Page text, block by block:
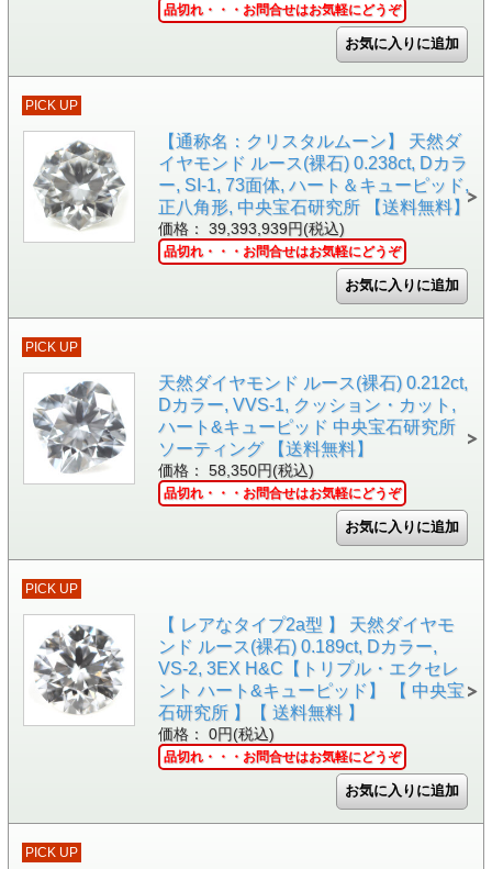
品切れ・・・お問合せはお気軽にどうぞ
PICK UP
【通称名：クリスタルムーン】 天然ダ
イヤモンド ルース(裸石) 0.238ct, Dカラ
ー, SI-1, 73面体, ハート＆キューピッド,
正八角形, 中央宝石研究所 【送料無料】
価格： 39,393,939円(税込)
品切れ・・・お問合せはお気軽にどうぞ
PICK UP
天然ダイヤモンド ルース(裸石) 0.212ct,
Dカラー, VVS-1, クッション・カット,
ハート&キューピッド 中央宝石研究所
ソーティング 【送料無料】
価格： 58,350円(税込)
品切れ・・・お問合せはお気軽にどうぞ
PICK UP
【 レアなタイプ2a型 】 天然ダイヤモ
ンド ルース(裸石) 0.189ct, Dカラー,
VS-2, 3EX H&C【トリプル・エクセレ
ント ハート&キューピッド】 【 中央宝
石研究所 】【 送料無料 】
価格： 0円(税込)
品切れ・・・お問合せはお気軽にどうぞ
PICK UP